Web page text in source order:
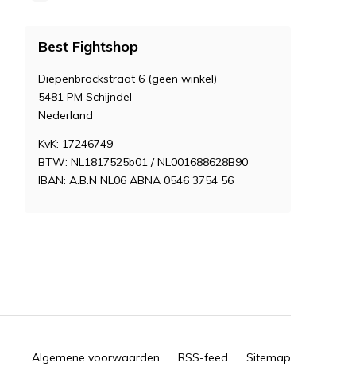
Best Fightshop
Diepenbrockstraat 6 (geen winkel)
5481 PM Schijndel
Nederland
KvK: 17246749
BTW: NL1817525b01 / NL001688628B90
IBAN: A.B.N NL06 ABNA 0546 3754 56
Algemene voorwaarden RSS-feed Sitemap